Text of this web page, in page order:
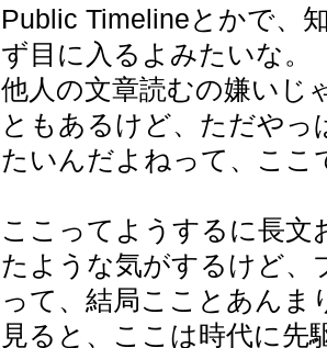
Public Timelineとかで、
ず目に入るよみたいな。
他人の文章読むの嫌いじ
ともあるけど、ただや
たいんだよねって、ここ
ここってようするに長文
たような気がするけど、
って、結局こことあんま
見ると、ここは時代に